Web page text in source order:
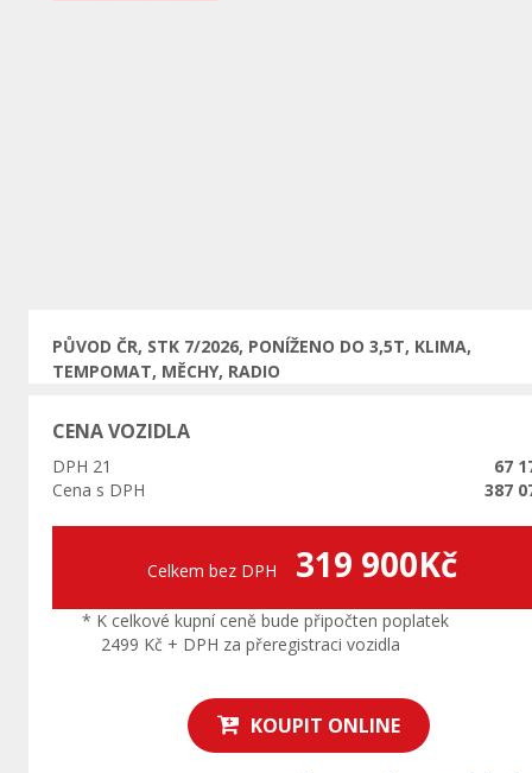
PŮVOD ČR, STK 7/2026, PONÍŽENO DO 3,5T, KLIMA,
TEMPOMAT, MĚCHY, RADIO
CENA VOZIDLA
DPH 21
67
Cena s DPH
387
Celkem bez DPH 319 900Kč
* K celkové kupní ceně bude připočten poplatek
2499 Kč + DPH za přeregistraci vozidla
KOUPIT ONLINE